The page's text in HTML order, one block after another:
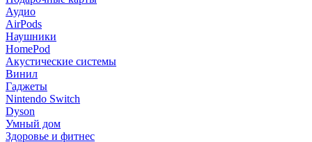
Аудио
AirPods
Наушники
HomePod
Акустические системы
Винил
Гаджеты
Nintendo Switch
Dyson
Умный дом
Здоровье и фитнес